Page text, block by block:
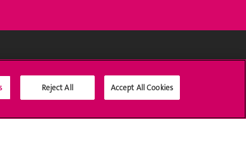
Reject All Accept All Cookies